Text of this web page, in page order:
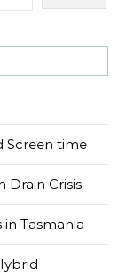
Screen time
Drain Crisis
Tasmania